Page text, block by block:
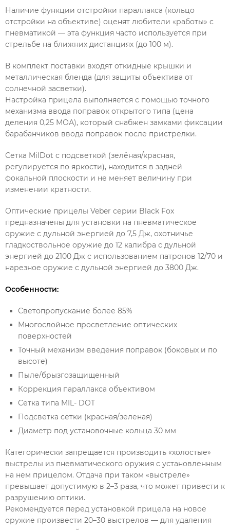
Наличие функции отстройки параллакса (кольцо
отстройки на объективе) оценят любители «работы» с
пневматикой — эта функция часто используется при
стрельбе на ближних дистанциях (до 100 м).
В комплект поставки входят откидные крышки и
металлическая бленда (для защиты объектива от
солнечной засветки).
Настройка прицела выполняется с помощью точного
механизма ввода поправок открытого типа (цена
деления 0,25 МОА), который снабжен замками фиксации
барабанчиков ввода поправок после пристрелки.
Сетка MilDot с подсветкой (зелёная/красная,
регулируется по яркости), находится в задней
фокальной плоскости и не меняет величину при
изменении кратности.
Оптические прицелы Veber серии Black Fox
предназначены для установки на пневматическое
оружие с дульной энергией до 7,5 Дж, охотничье
гладкоствольное оружие до 12 калибра с дульной
энергией до 2100 Дж с использованием патронов 12/70 и
нарезное оружие с дульной энергией до 3800 Дж.
Особенности:
Светопропускание более 85%
Многослойное просветление оптических
поверхностей
Точный механизм введения поправок (боковых и по
высоте)
Пыле/брызгозащищенный
Коррекция параллакса объективом
Сетка типа MIL- DOT
Подсветка сетки (красная/зеленая)
Диаметр под установочные кольца 30 мм
Категорически запрещается производить «холостые»
выстрелы из пневматического оружия с установленным
на нем прицелом. Отдача при таком «выстреле»
превышает допустимую в 2–3 раза, что может привести к
разрушению оптики.
Рекомендуется перед установкой прицела на новое
оружие произвести 20–30 выстрелов — для удаления